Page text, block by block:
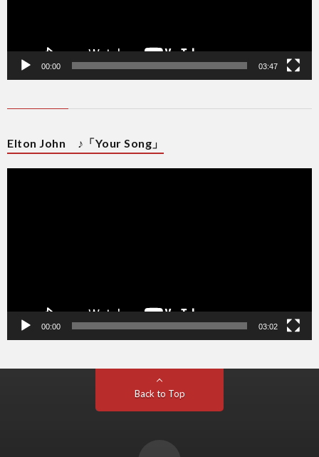
00:00 03:47
Elton John ♪「Your Song」
動
00:00 03:02
Back to Top